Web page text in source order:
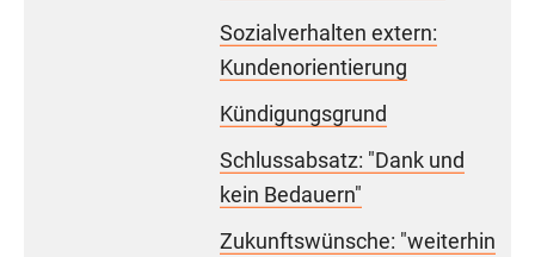
Sozialverhalten extern:
Kundenorientierung
Kündigungsgrund
Schlussabsatz: "Dank und
kein Bedauern"
Zukunftswünsche: "weiterhin